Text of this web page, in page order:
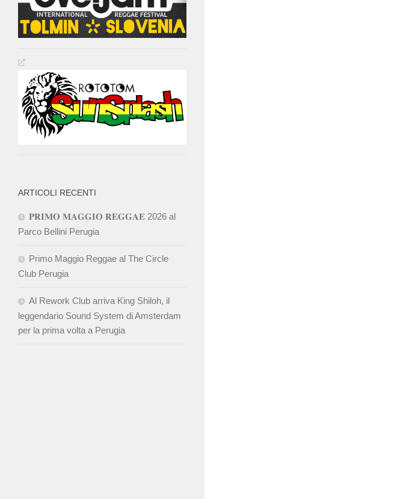
ARTICOLI RECENTI
𝐏𝐑𝐈𝐌𝐎 𝐌𝐀𝐆𝐆𝐈𝐎 𝐑𝐄𝐆𝐆𝐀𝐄 2026 al
Parco Bellini Perugia
Primo Maggio Reggae al The Circle
Club Perugia
Al Rework Club arriva King Shiloh, il
leggendario Sound System di Amsterdam
per la prima volta a Perugia